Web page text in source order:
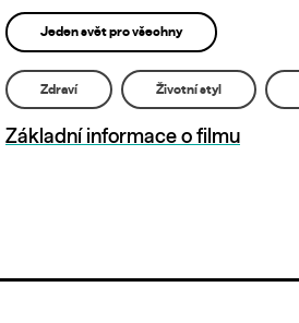
Jeden svět pro všechny
Zdraví Životní styl
Základní informace o filmu